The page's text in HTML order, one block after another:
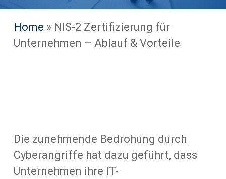
Home » NIS-2 Zertifizierung für
Unternehmen – Ablauf & Vorteile
Die zunehmende Bedrohung durch
Cyberangriffe hat dazu geführt, dass
Unternehmen ihre IT-